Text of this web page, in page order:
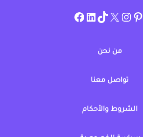
pinterest
allcouponat
twitter
TikTok
linkedin
facebook
من نحن
تواصل معنا
الشروط والأحكام